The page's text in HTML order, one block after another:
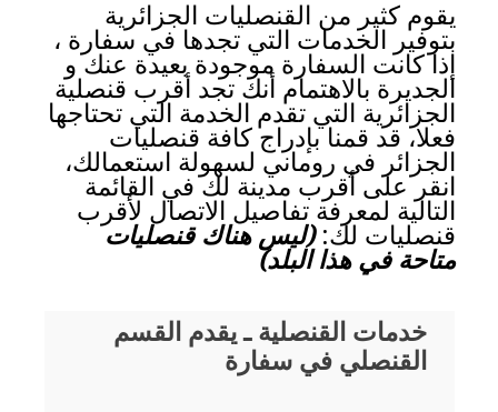
يقوم كثير من القنصليات الجزائرية
بتوفير الخدمات التي تجدها في سفارة ،
إذا كانت السفارة موجودة بعيدة عنك و
الجديرة بالاهتمام أنك تجد أقرب قنصلية
الجزائرية التي تقدم الخدمة التي تحتاجها
فعلا، قد قمنا بإدراج كافة قنصليات
الجزائر في روماني لسهولة استعمالك،
انقر على أقرب مدينة لك في القائمة
التالية لمعرفة تفاصيل الاتصال لأقرب
قنصليات لك:(ليس هناك قنصليات
متاحة في هذا البلد)
خدمات القنصلية ـ يقدم القسم
القنصلي في سفارة